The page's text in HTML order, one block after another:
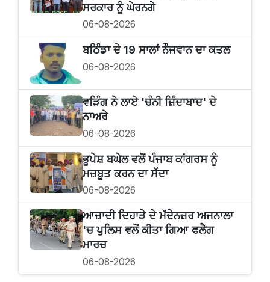
ਸਰਕਾਰ ਨੂੰ ਘੇਰਨਗੇ
06-08-2026
ਬਠਿੰਡਾ ਦੇ 19 ਸਾਲਾਂ ਨੌਜਵਾਨ ਦਾ ਕਤਲ
06-08-2026
ਵੜਿੰਗ ਨੇ ਲਾਏ 'ਚੰਨੀ ਜ਼ਿੰਦਾਬਾਦ' ਦੇ
ਨਾਅਰੇ
06-08-2026
ਭੂਪੇਸ਼ ਬਘੇਲ ਵਲੋਂ ਪੰਜਾਬ ਕਾਂਗਰਸ ਨੂੰ
ਮਜ਼ਬੂਤ ਕਰਨ ਦਾ ਸੱਦਾ
06-08-2026
ਆਜ਼ਾਦੀ ਦਿਹਾੜੇ ਦੇ ਮੱਦੇਨਜ਼ਰ ਅਜਨਾਲਾ
'ਚ ਪੁਲਿਸ ਵਲੋਂ ਕੀਤਾ ਗਿਆ ਫਲੈਗ
ਮਾਰਚ
06-08-2026